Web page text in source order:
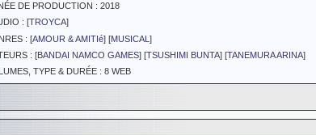
DE PRODUCTION : 2018
: [TROYCA]
: [AMOUR & AMITIé] [MUSICAL ]
: [BANDAI NAMCO GAMES] [TSUSHIMI BUNTA] [TANEMURA ARINA]
TYPE & DURÉE : 8 WEB